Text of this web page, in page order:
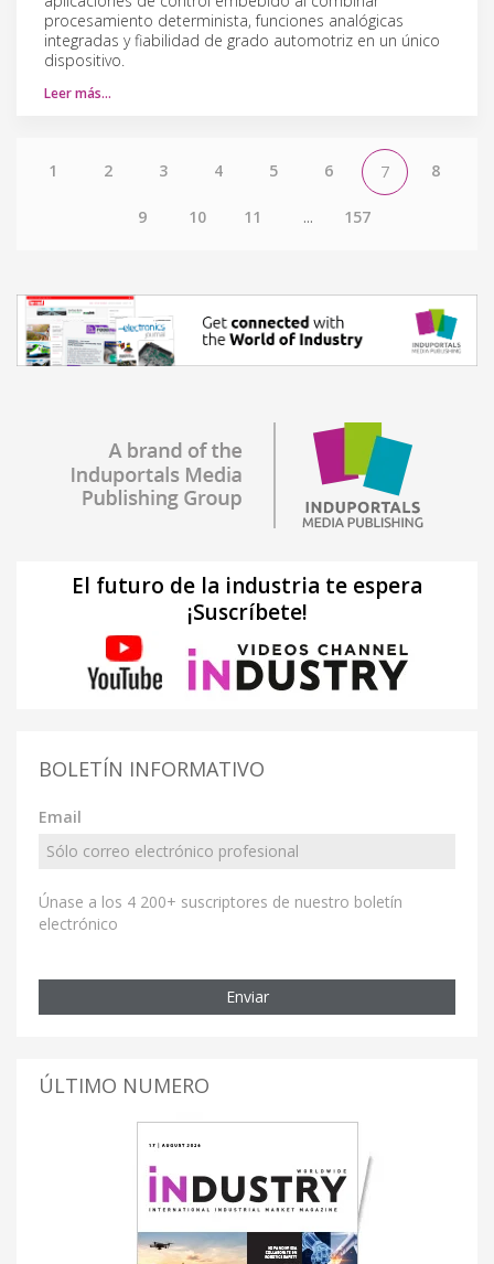
procesamiento determinista, funciones analógicas
integradas y fiabilidad de grado automotriz en un único
dispositivo.
Leer más…
1 2 3 4 5 6 7 8
9 10 11 ... 157
El futuro de la industria te espera
¡Suscríbete!
BOLETÍN INFORMATIVO
Email
Únase a los 4 200+ suscriptores de nuestro boletín
electrónico
Enviar
ÚLTIMO NUMERO